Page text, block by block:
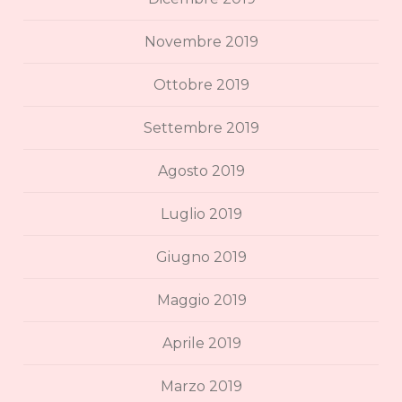
Novembre 2019
Ottobre 2019
Settembre 2019
Agosto 2019
Luglio 2019
Giugno 2019
Maggio 2019
Aprile 2019
Marzo 2019